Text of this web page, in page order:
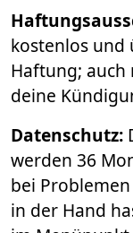
kostenlos
Haftung; auch
deine
Datenschutz:
werden 36
bei
in der Hand